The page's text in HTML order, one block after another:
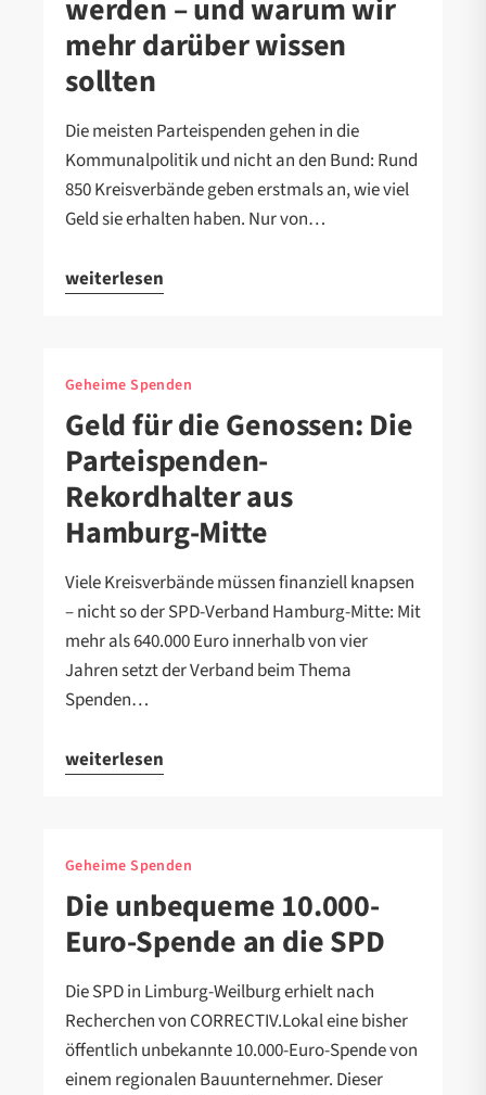
werden – und warum wir
mehr darüber wissen
sollten
Die meisten Parteispenden gehen in die
Kommunalpolitik und nicht an den Bund: Rund
850 Kreisverbände geben erstmals an, wie viel
Geld sie erhalten haben. Nur von…
weiterlesen
Geheime Spenden
Geld für die Genossen: Die
Parteispenden-
Rekordhalter aus
Hamburg-Mitte
Viele Kreisverbände müssen finanziell knapsen
– nicht so der SPD-Verband Hamburg-Mitte: Mit
mehr als 640.000 Euro innerhalb von vier
Jahren setzt der Verband beim Thema
Spenden…
weiterlesen
Geheime Spenden
Die unbequeme 10.000-
Euro-Spende an die SPD
Die SPD in Limburg-Weilburg erhielt nach
Recherchen von CORRECTIV.Lokal eine bisher
öffentlich unbekannte 10.000-Euro-Spende von
einem regionalen Bauunternehmer. Dieser